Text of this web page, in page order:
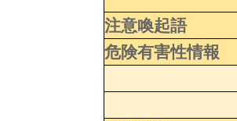
注意喚起語
危険有害性情報